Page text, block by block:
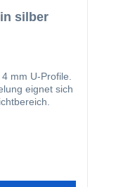
silber
mm U-Profile.
eignet sich